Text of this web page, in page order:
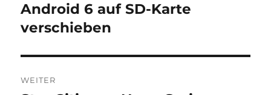
Beitrag:
Android 6 auf SD-Karte
verschieben
WEITER